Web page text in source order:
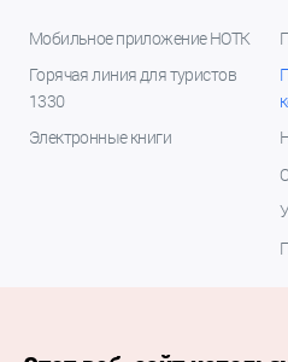
Мобильное приложение НОТК
Горячая линия для туристов
1330
Электронные книги